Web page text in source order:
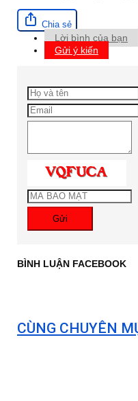
Chia sẻ
Lời bình của bạn
Gửi ý kiến
Gửi
BÌNH LUẬN FACEBOOK
CÙNG CHUYÊN